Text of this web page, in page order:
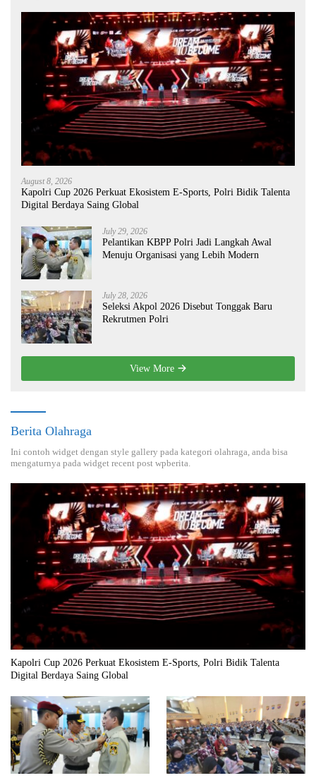
August 8, 2026
Kapolri Cup 2026 Perkuat Ekosistem E-Sports, Polri Bidik Talenta
Digital Berdaya Saing Global
July 29, 2026
Pelantikan KBPP Polri Jadi Langkah Awal
Menuju Organisasi yang Lebih Modern
July 28, 2026
Seleksi Akpol 2026 Disebut Tonggak Baru
Rekrutmen Polri
View More
Berita Olahraga
Ini contoh widget dengan style gallery pada kategori olahraga, anda bisa
mengaturnya pada widget recent post wpberita.
Kapolri Cup 2026 Perkuat Ekosistem E-Sports, Polri Bidik Talenta
Digital Berdaya Saing Global